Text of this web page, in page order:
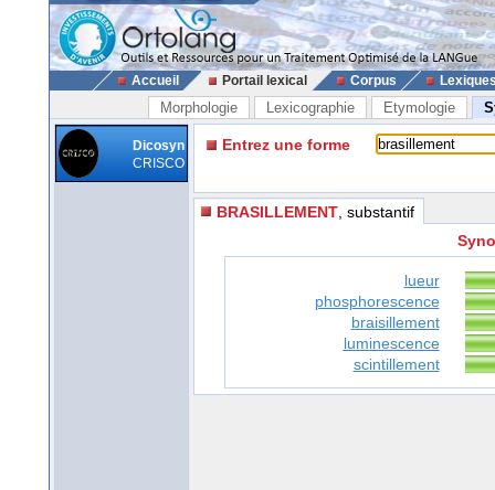
Accueil Portail lexical Corpus
Morphologie Lexicographie Etymologie
Dicosyn
CRISCO
Entrez une forme
BRASILLEMENT , substantif
lueur
phosphorescence
braisillement
luminescence
scintillement